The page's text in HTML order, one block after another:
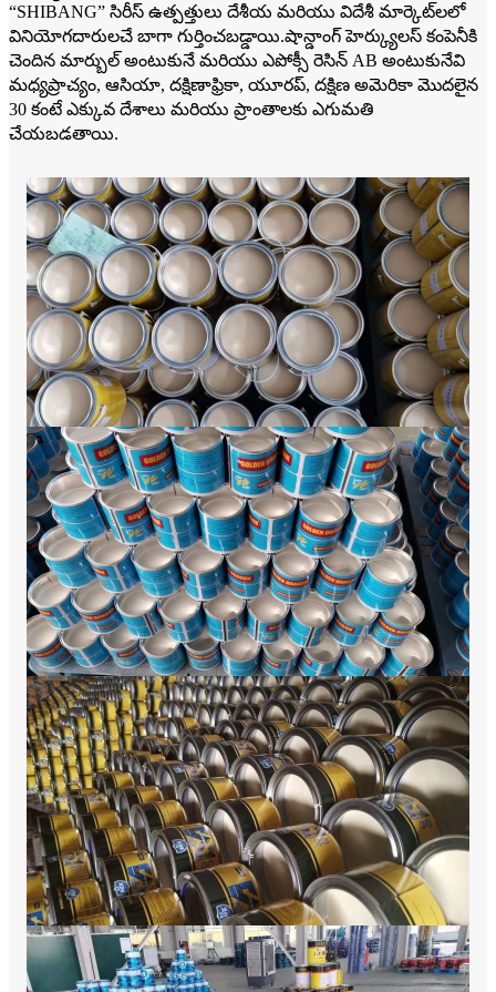
“SHIBANG” సిరీస్ ఉత్పత్తులు దేశీయ మరియు విదేశీ మార్కెట్‌లలో
వినియోగదారులచే బాగా గుర్తించబడ్డాయి.షాన్డాంగ్ హెర్క్యులస్ కంపెనీకి
చెందిన మార్బుల్ అంటుకునే మరియు ఎపోక్సీ రెసిన్ AB అంటుకునేవి
మధ్యప్రాచ్యం, ఆసియా, దక్షిణాఫ్రికా, యూరప్, దక్షిణ అమెరికా మొదలైన
30 కంటే ఎక్కువ దేశాలు మరియు ప్రాంతాలకు ఎగుమతి
చేయబడతాయి.